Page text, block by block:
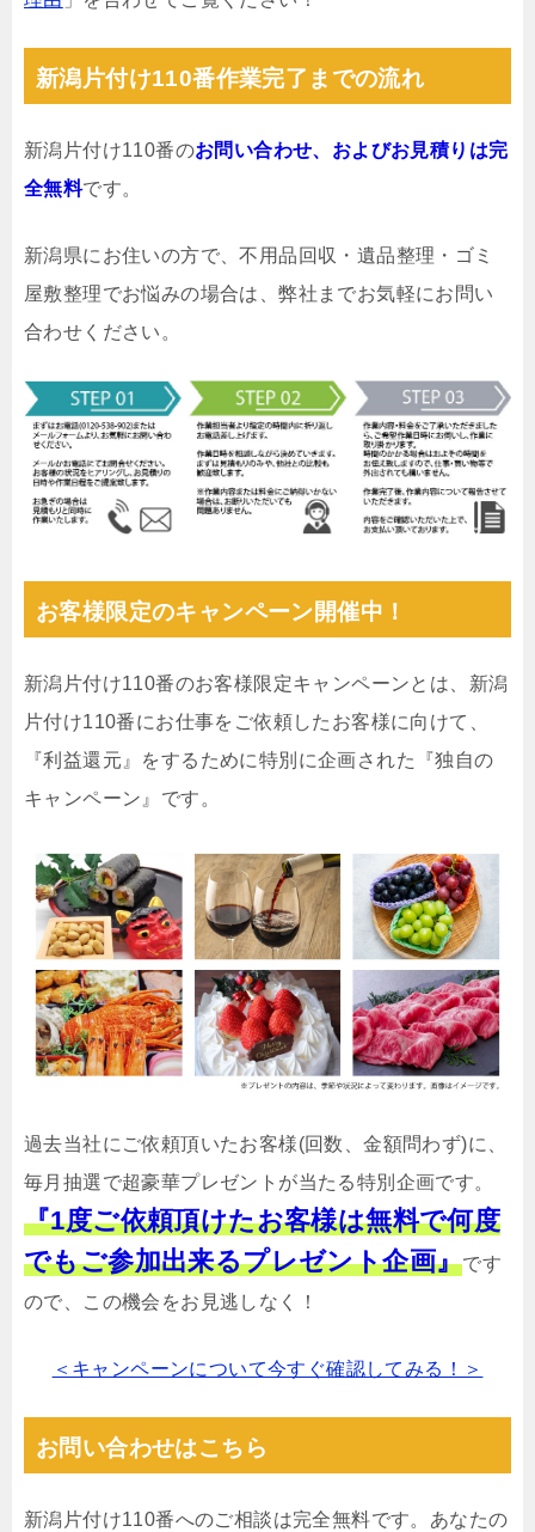
新潟片付け110番作業完了までの流れ
新潟片付け110番のお問い合わせ、およびお見積りは完
全無料です。
新潟県にお住いの方で、不用品回収・遺品整理・ゴミ
屋敷整理でお悩みの場合は、弊社までお気軽にお問い
合わせください。
お客様限定のキャンペーン開催中！
新潟片付け110番のお客様限定キャンペーンとは、新潟
片付け110番にお仕事をご依頼したお客様に向けて、
『利益還元』をするために特別に企画された『独自の
キャンペーン』です。
過去当社にご依頼頂いたお客様(回数、金額問わず)に、
毎月抽選で超豪華プレゼントが当たる特別企画です。
『1度ご依頼頂けたお客様は無料で何度
でもご参加出来るプレゼント企画』です
ので、この機会をお見逃しなく！
＜キャンペーンについて今すぐ確認してみる！＞
お問い合わせはこちら
新潟片付け110番へのご相談は完全無料です。あなたの